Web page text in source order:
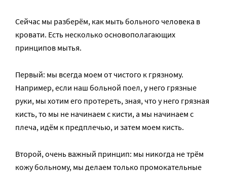
Сейчас мы разберём, как мыть больного человека в
кровати. Есть несколько основополагающих
принципов мытья.
Первый: мы всегда моем от чистого к грязному.
Например, если наш больной поел, у него грязные
руки, мы хотим его протереть, зная, что у него грязная
кисть, то мы не начинаем с кисти, а мы начинаем с
плеча, идём к предплечью, и затем моем кисть.
Второй, очень важный принцип: мы никогда не трём
кожу больному, мы делаем только промокательные